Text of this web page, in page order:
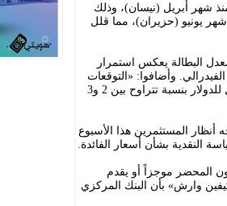
شهر أبريل (نيسان)، وذلك
يونيو (حزيران)، مما قلل
البطالة يعكس استمرار
وأضافوا: «التوقعات
العامة للدولار الأميركي لا تزال إيجابية»، متمسكين برؤيتهم لارتفاع معتدل للدولار بنسبة تتراوح بين 2 و3
المستثمرين هذا الأسبوع
النقدية بشأن أسعار الفائدة.
المحضر موجزاً أو يقدم
وارش» بأن البنك المركزي